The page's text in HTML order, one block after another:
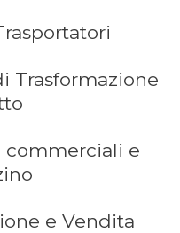
Trasformazione
commerciali e
e Vendita